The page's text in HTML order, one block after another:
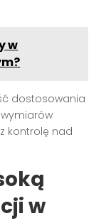
w
dostosowania
kontrolę nad
w